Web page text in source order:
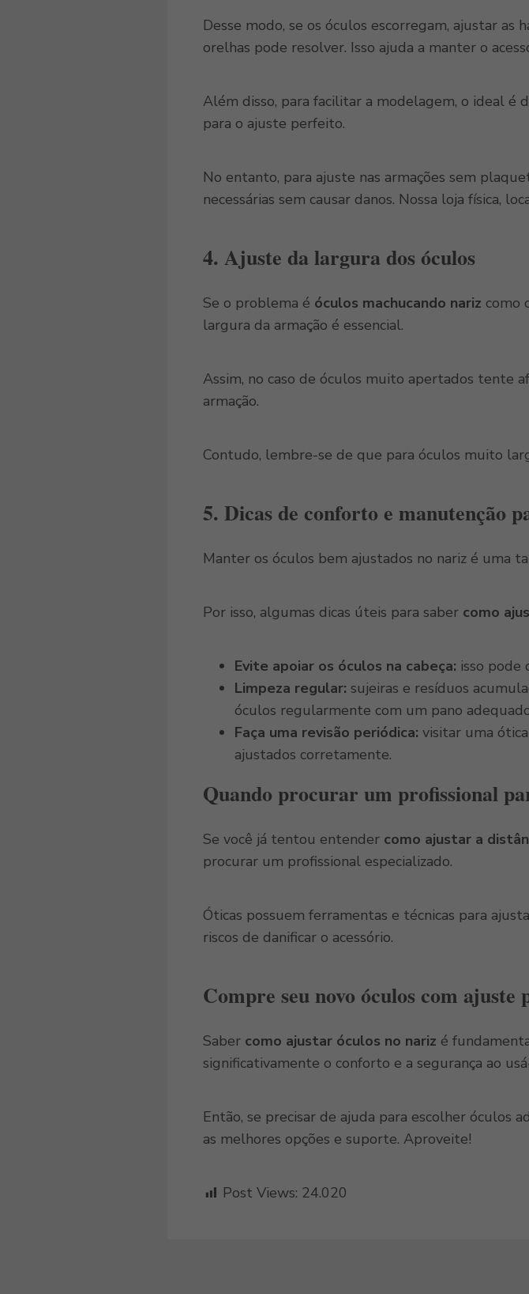
Desse modo, se os óculos escorregam, ajustar
orelhas pode resolver. Isso ajuda a manter o
Além disso, para facilitar a modelagem, o ideal é
para o ajuste perfeito.
No entanto, para ajuste nas armações sem
necessárias sem causar danos. Nossa loja física,
4. Ajuste da largura dos óculos
Se o problema é óculos machucando nariz como
largura da armação é essencial.
Assim, no caso de óculos muito apertados tente
armação.
Contudo, lembre-se de que para óculos muito
5. Dicas de conforto e manutenção
Manter os óculos bem ajustados no nariz é uma
Por isso, algumas dicas úteis para saber como
Evite apoiar os óculos na cabeça: isso pode
Limpeza regular: sujeiras e resíduos
óculos regularmente com um pano
Faça uma revisão periódica: visitar uma
ajustados corretamente.
Quando procurar um profissional
Se você já tentou entender como ajustar a
procurar um profissional especializado.
Óticas possuem ferramentas e técnicas para
riscos de danificar o acessório.
Compre seu novo óculos com ajuste
Saber como ajustar óculos no nariz é
significativamente o conforto e a segurança ao
Então, se precisar de ajuda para escolher óculos
as melhores opções e suporte. Aproveite!
Post Views: 24.020